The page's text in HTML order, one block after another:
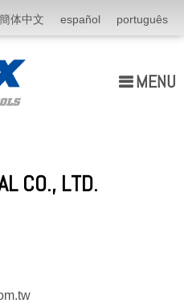
簡体中文 español português
MENU
CO., LTD.